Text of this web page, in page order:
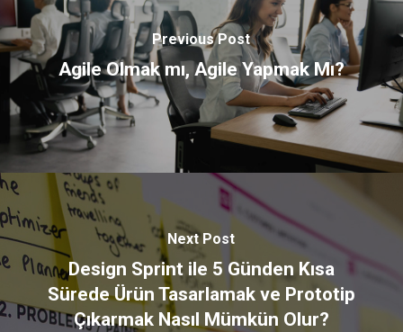
Previous Post
Agile Olmak mı, Agile Yapmak Mı?
Next Post
Design Sprint ile 5 Günden Kısa
Sürede Ürün Tasarlamak ve Prototip
Çıkarmak Nasıl Mümkün Olur?